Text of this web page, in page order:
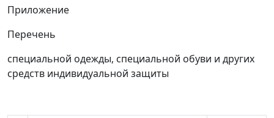
Приложение
Перечень
специальной одежды, специальной обуви и других
средств индивидуальной защиты